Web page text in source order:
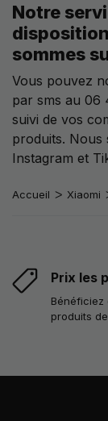
Notre
sommes
Vous pouvez
par sms au 06
suivi de vos
produits. Nous
Instagram et
Accueil Xiaomi
Prix les
Bénéficiez
produits